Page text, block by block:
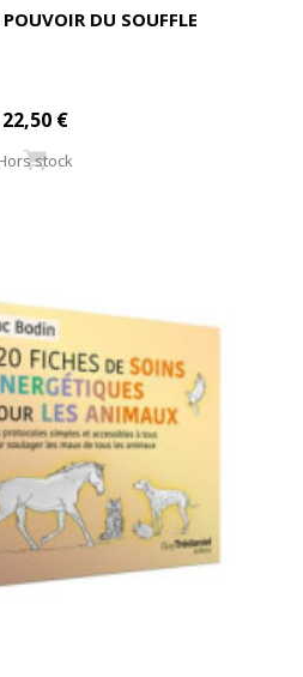
DU SOUFFLE
22,50 €
stock